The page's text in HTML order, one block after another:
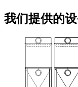
我们提供的